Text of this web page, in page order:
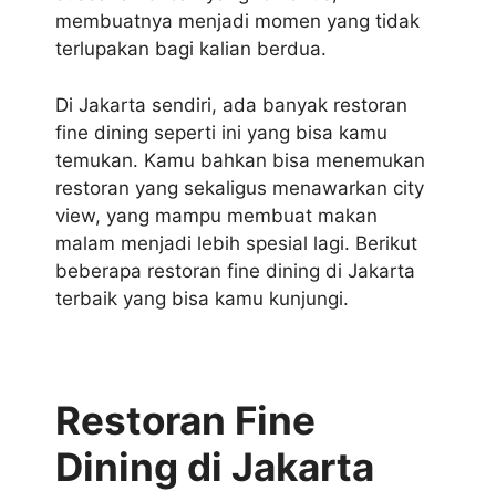
membuatnya menjadi momen yang tidak
terlupakan bagi kalian berdua.
Di Jakarta sendiri, ada banyak restoran
fine dining seperti ini yang bisa kamu
temukan. Kamu bahkan bisa menemukan
restoran yang sekaligus menawarkan city
view, yang mampu membuat makan
malam menjadi lebih spesial lagi. Berikut
beberapa restoran fine dining di Jakarta
terbaik yang bisa kamu kunjungi.
Restoran Fine
Dining di Jakarta